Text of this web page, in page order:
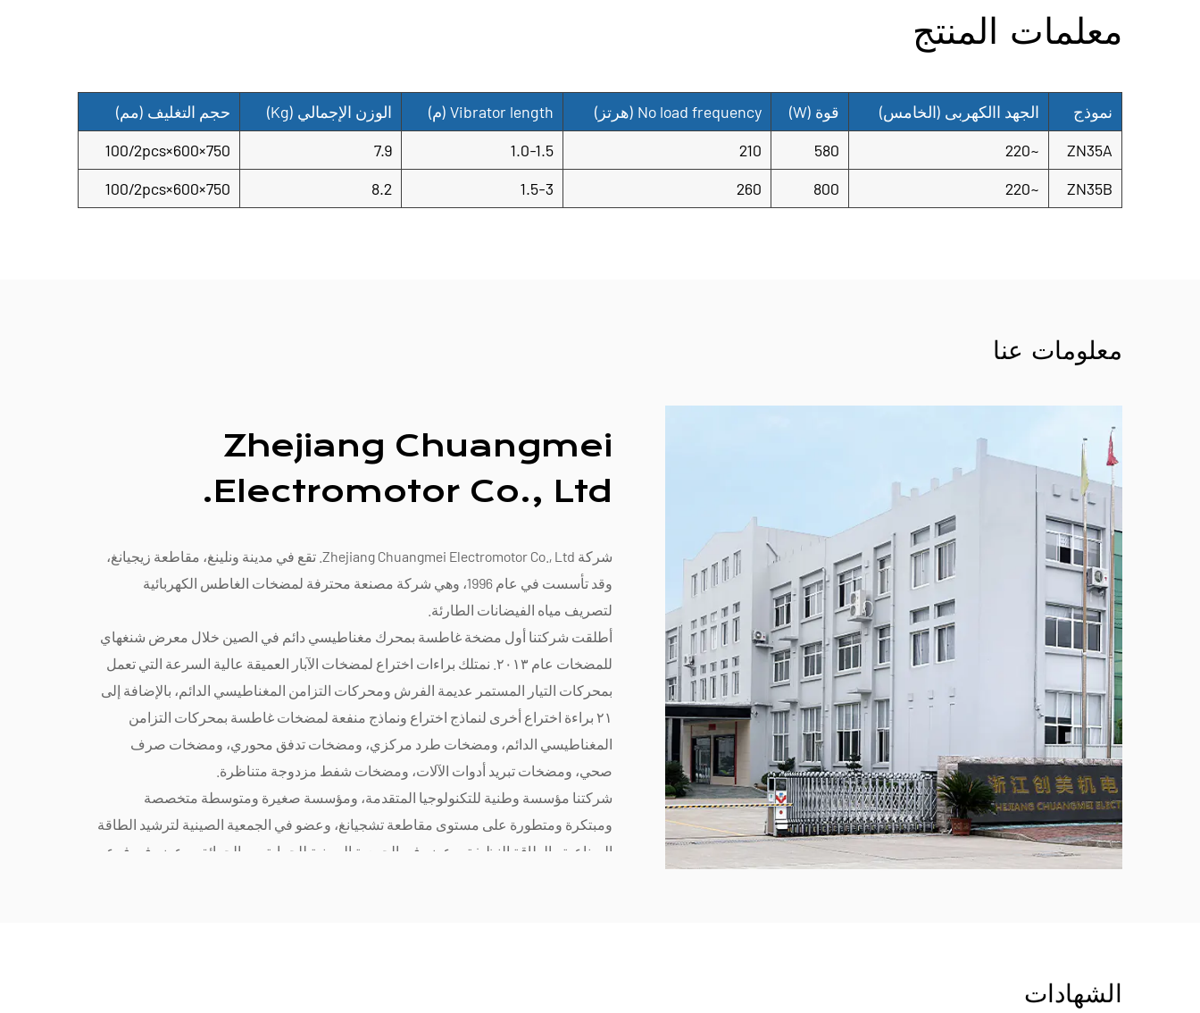
معلمات المنتج
نموذج الجهد االكهربى (الخامس) قوة (W)
No load frequency (هرتز) Vibrator length (م) الوزن الإجمالي (Kg) حجم التغليف (مم)
ZN35A
~220
580
210
1.0-1.5
7.9
750×600×100/2pcs
ZN35B
~220
800
260
1.5-3
8.2
750×600×100/2pcs
معلومات عنا
Zhejiang Chuangmei
Electromotor Co., Ltd.
شركة Zhejiang Chuangmei Electromotor Co., Ltd. تقع في مدينة ونلينغ، مقاطعة زيجيانغ،
وقد تأسست في عام 1996، وهي شركة مصنعة محترفة لمضخات الغاطس الكهربائية
لتصريف مياه الفيضانات الطارئة.
أطلقت شركتنا أول مضخة غاطسة بمحرك مغناطيسي دائم في الصين خلال معرض شنغهاي
للمضخات عام ٢٠١٣. نمتلك براءات اختراع لمضخات الآبار العميقة عالية السرعة التي تعمل
بمحركات التيار المستمر عديمة الفرش ومحركات التزامن المغناطيسي الدائم، بالإضافة إلى
٢١ براءة اختراع أخرى لنماذج اختراع ونماذج منفعة لمضخات غاطسة بمحركات التزامن
المغناطيسي الدائم، ومضخات طرد مركزي، ومضخات تدفق محوري، ومضخات صرف
صحي، ومضخات تبريد أدوات الآلات، ومضخات شفط مزدوجة متناظرة.
شركتنا مؤسسة وطنية للتكنولوجيا المتقدمة، ومؤسسة صغيرة ومتوسطة متخصصة
ومبتكرة ومتطورة على مستوى مقاطعة تشجيانغ، وعضو في الجمعية الصينية لترشيد الطاقة
الصناعية والطاقة النظيفة، وعضو في الجمعية الصينية للحماية من الحرائق، وعضو في فرع
الشهادات